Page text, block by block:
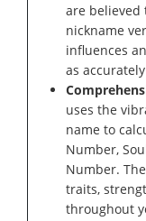
are believed
nickname
influences
as
uses the
name to
Number,
Number.
traits,
throughout